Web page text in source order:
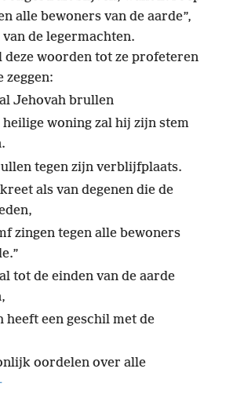
alle bewoners van de aarde”,
de legermachten.
deze woorden tot ze profeteren
zeggen:
Jehovah brullen
woning zal hij zijn stem
tegen zijn verblijfplaats.
als van degenen die de
zingen tegen alle bewoners
tot de einden van de aarde
heeft een geschil met de
oordelen over alle